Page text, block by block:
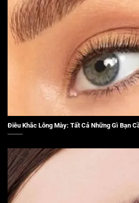
Điêu Khắc Lông Mày: Tất Cả Những Gì Bạn